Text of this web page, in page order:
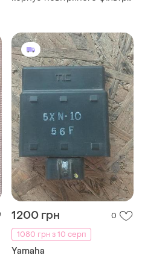
1200 грн
0
1080 грн з 10 серп
Yamaha